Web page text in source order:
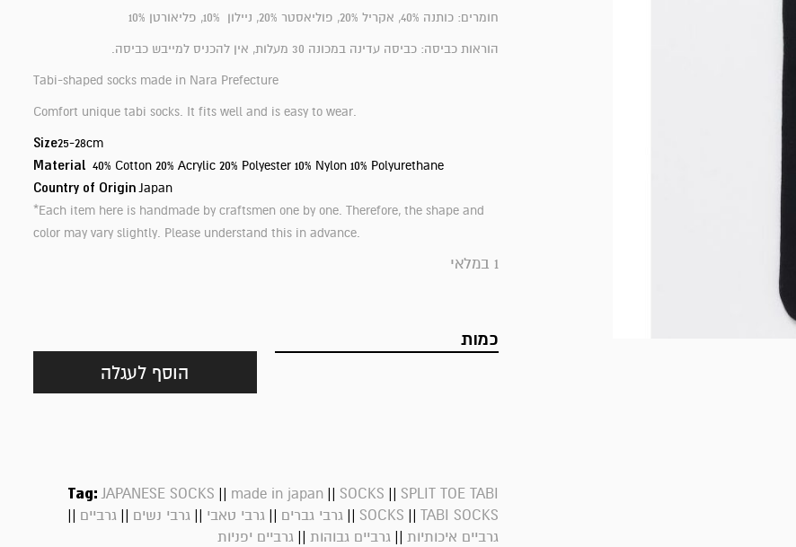
חומרים:כותנה 40%, אקריל 20%, פוליאסטר 20%, ניילון 10%, פליאורטן 10%
הוראות כביסה: כביסה עדינה במכונה 30 מעלות, אין להכניס למייבש כביסה.
Tabi-shaped socks made in Nara Prefecture
Comfort unique tabi socks. It fits well and is easy to wear.
Size25-28cm
Material 40% Cotton 20% Acrylic 20% Polyester 10% Nylon 10% Polyurethane
Country of OriginJapan
*Each item here is handmade by craftsmen one by one. Therefore, the shape and
color may vary slightly. Please understand this in advance.
1 במלאי
כמות
הוסף לעגלה
Tag: JAPANESE SOCKS || made in japan|| SOCKS || SPLIT TOE TABI
SOCKS || TABI SOCKS
||גרבי גברים ||גרבי טאבי ||גרבי נשים ||גרביים ||
גרביים איכותיות ||גרביים גבוהות ||גרביים יפניות